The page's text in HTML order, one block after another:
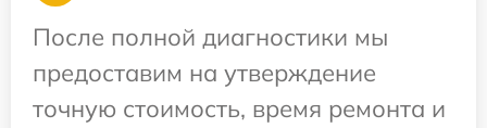
После полной диагностики мы
предоставим на утверждение
точную стоимость, время ремонта и